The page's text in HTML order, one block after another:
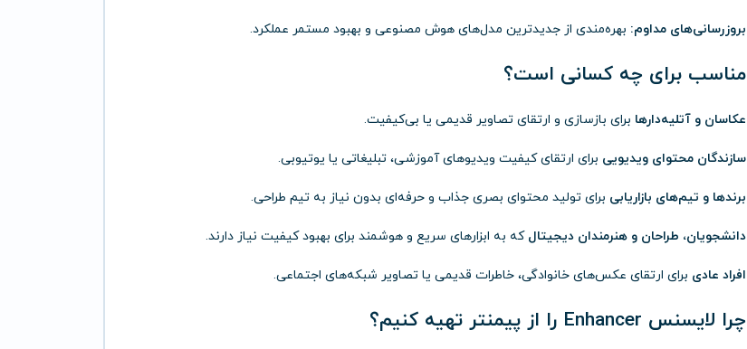
بروزرسانی‌های مداوم: بهره‌مندی از جدیدترین مدل‌های هوش مصنوعی و بهبود مستمر عملکرد.
مناسب برای چه کسانی است؟
عکاسان و آتلیه‌دارها برای بازسازی و ارتقای تصاویر قدیمی یا بی‌کیفیت.
سازندگان محتوای ویدیویی برای ارتقای کیفیت ویدیوهای آموزشی، تبلیغاتی یا یوتیوبی.
برندها و تیم‌های بازاریابی برای تولید محتوای بصری جذاب و حرفه‌ای بدون نیاز به تیم طراحی.
دانشجویان، طراحان و هنرمندان دیجیتال که به ابزارهای سریع و هوشمند برای بهبود کیفیت نیاز دارند.
افراد عادی برای ارتقای عکس‌های خانوادگی، خاطرات قدیمی یا تصاویر شبکه‌های اجتماعی.
چرا لایسنس Enhancer را از پیمنتر تهیه کنیم؟